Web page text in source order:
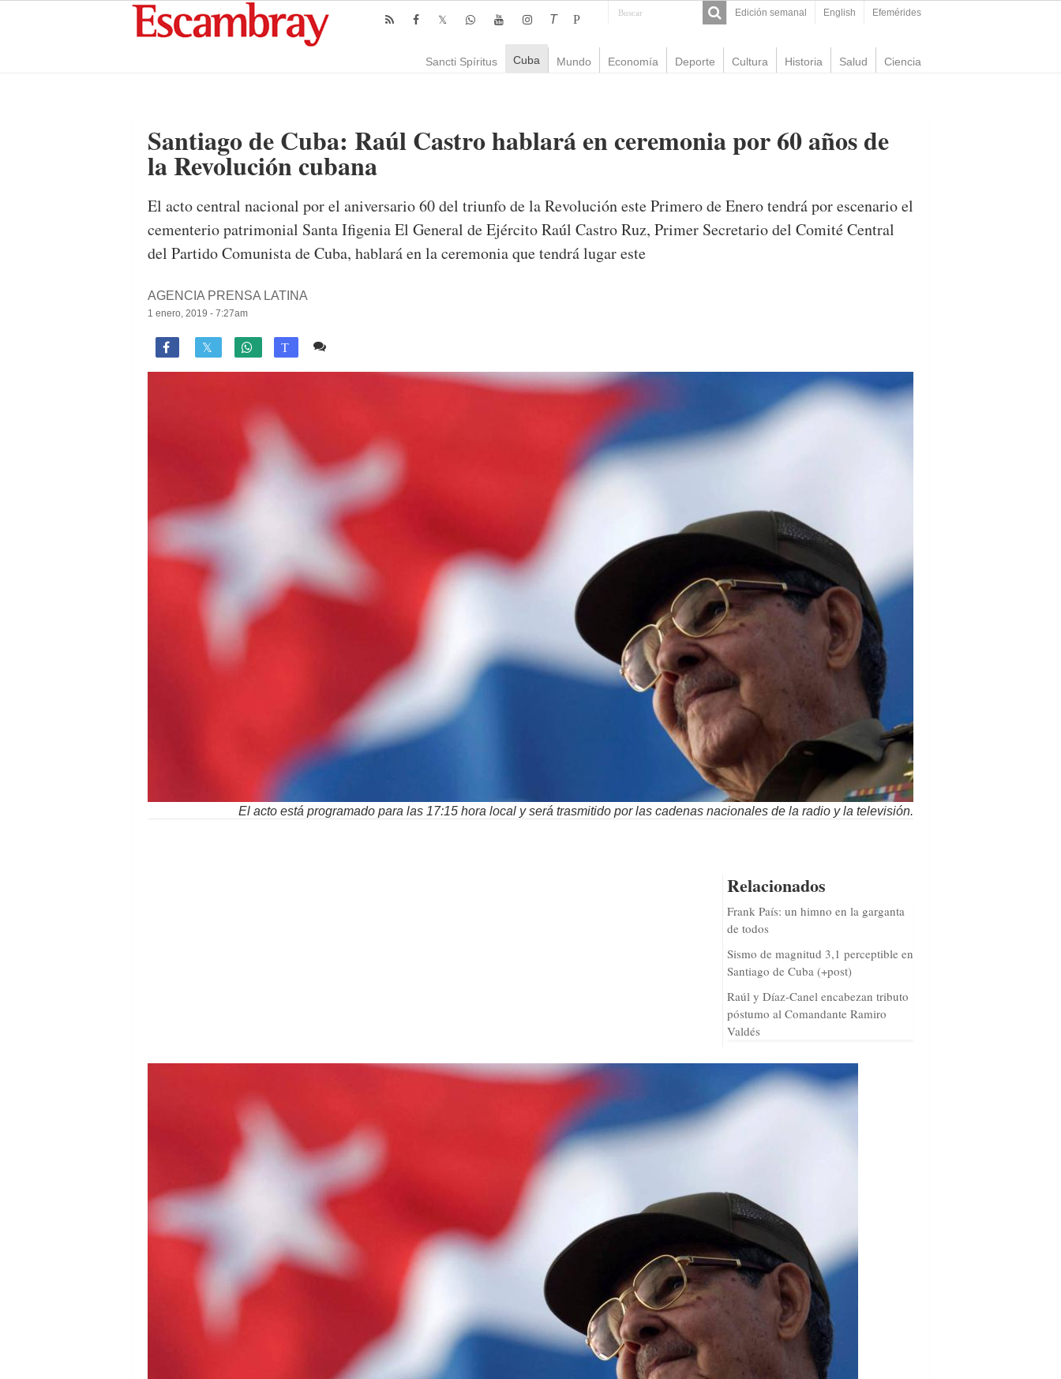
Edición semanal English Efemérides
T P
Sancti Spíritus Cuba Mundo Economía Deporte Cultura Historia Salud Ciencia
Santiago de Cuba: Raúl Castro hablará en ceremonia por 60 años de
la Revolución cubana
El acto central nacional por el aniversario 60 del triunfo de la Revolución este Primero de Enero tendrá por escenario el
cementerio patrimonial Santa Ifigenia El General de Ejército Raúl Castro Ruz, Primer Secretario del Comité Central
del Partido Comunista de Cuba, hablará en la ceremonia que tendrá lugar este
AGENCIA PRENSA LATINA
1 enero, 2019 - 7:27am
 T
El acto está programado para las 17:15 hora local y será trasmitido por las cadenas nacionales de la radio y la televisión.
Relacionados
Frank País: un himno en la garganta
de todos
Sismo de magnitud 3,1 perceptible en
Santiago de Cuba (+post)
Raúl y Díaz-Canel encabezan tributo
póstumo al Comandante Ramiro
Valdés